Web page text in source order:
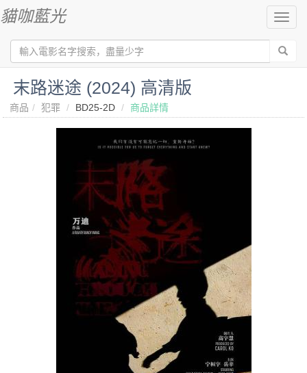
切
換
導
貓咖藍光
末路迷途‎ (2024) 高清版
商品 犯罪 BD25-2D 商品詳情